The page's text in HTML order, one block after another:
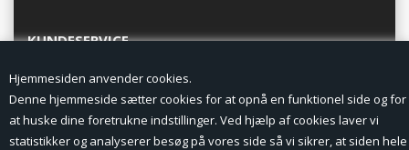
Hjemmesiden anvender cookies.
Denne hjemmeside sætter cookies for at opnå en funktionel side og for
at huske dine foretrukne indstillinger. Ved hjælp af cookies laver vi
statistikker og analyserer besøg på vores side så vi sikrer, at siden hele
KUNDESERVICE
Forside
Min Konto